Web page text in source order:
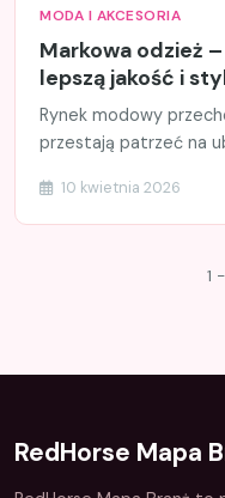
MODA I AKCESORIA
Markowa odzież
lepszą jakość i
Rynek modowy
przestają patrzeć na
10 kwietnia 2026
1
RedHorse Mapa